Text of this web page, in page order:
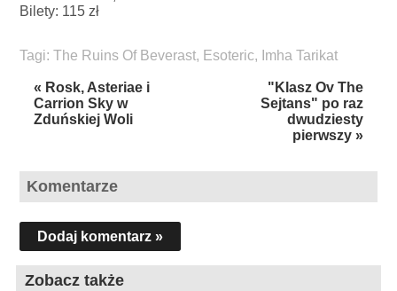
Bilety: 115 zł
Tagi:The Ruins Of Beverast, Esoteric, Imha Tarikat
« Rosk, Asteriae i
Carrion Sky w
Zduńskiej Woli
"Klasz Ov The
Sejtans" po raz
dwudziesty
pierwszy »
Komentarze
Dodaj komentarz »
Zobacz także